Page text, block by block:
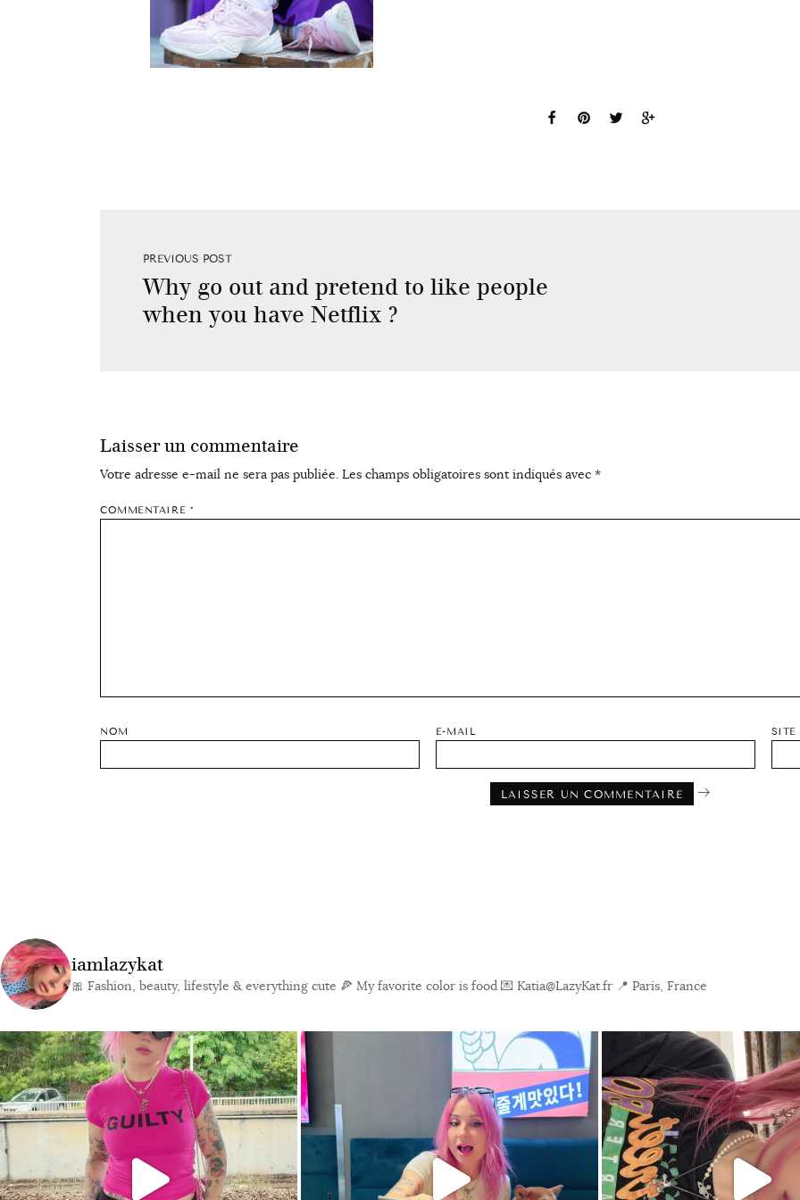
PREVIOUS POST
Why go out and pretend to like people
when you have Netflix ?
Laisser un commentaire
Votre adresse e-mail ne sera pas publiée. Les champs obligatoires sont indiqués avec *
COMMENTAIRE *
NOM E-MAIL SITE
iamlazykat
🎀 Fashion, beauty, lifestyle & everything cute 🍕 My favorite color is food 💌 Katia@LazyKat.fr 📍 Paris, France